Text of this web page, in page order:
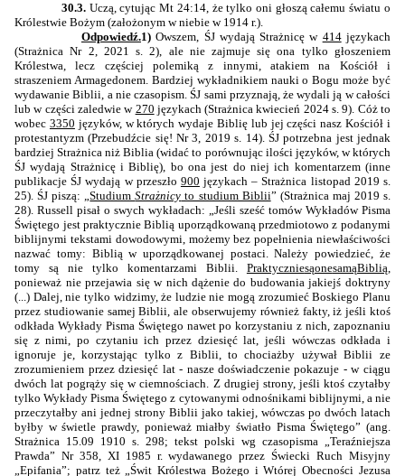
30.3. Uczą, cytując Mt 24:14, że tylko oni głoszą całemu światu o
Królestwie Bożym (założonym w niebie w 1914 r.).
Odpowiedź.1)Owszem, ŚJ wydają Strażnicę w 414językach
(Strażnica Nr 2, 2021 s. 2), ale nie zajmuje się ona tylko głoszeniem
Królestwa, lecz częściej polemiką z innymi, atakiem na Kościół i
straszeniem Armagedonem. Bardziej wykładnikiem nauki o Bogu może być
wydawanie Biblii, a nie czasopism. ŚJ sami przyznają, że wydali ją w całości
lub w części zaledwie w 270 językach (Strażnica kwiecień 2024 s. 9). Cóż to
wobec 3350 języków, w których wydaje Biblię lub jej części nasz Kościół i
protestantyzm (Przebudźcie się! Nr 3, 2019 s. 14). ŚJ potrzebna jest jednak
bardziej Strażnica niż Biblia (widać to porównując ilości języków, w których
ŚJ wydają Strażnicę i Biblię), bo ona jest do niej ich komentarzem (inne
publikacje ŚJ wydają w przeszło 900 językach – Strażnica listopad 2019 s.
25). ŚJ piszą: „StudiumStrażnicy to studium Biblii” (Strażnica maj 2019 s.
28). Russell pisał o swych wykładach: „Jeśli sześć tomów Wykładów Pisma
Świętego jest praktycznie Biblią uporządkowaną przedmiotowo z podanymi
biblijnymi tekstami dowodowymi, możemy bez popełnienia niewłaściwości
nazwać tomy: Biblią w uporządkowanej postaci. Należy powiedzieć, że
tomy są nie tylko komentarzami Biblii. PraktyczniesąonesamąBiblią,
ponieważ nie przejawia się w nich dążenie do budowania jakiejś doktryny
(...) Dalej, nie tylko widzimy, że ludzie nie mogą zrozumieć Boskiego Planu
przez studiowanie samej Biblii, ale obserwujemy również fakty, iż jeśli ktoś
odkłada Wykłady Pisma Świętego nawet po korzystaniu z nich, zapoznaniu
się z nimi, po czytaniu ich przez dziesięć lat, jeśli wówczas odkłada i
ignoruje je, korzystając tylko z Biblii, to chociażby używał Biblii ze
zrozumieniem przez dziesięć lat - nasze doświadczenie pokazuje - w ciągu
dwóch lat pogrąży się w ciemnościach. Z drugiej strony, jeśli ktoś czytałby
tylko Wykłady Pisma Świętego z cytowanymi odnośnikami biblijnymi, a nie
przeczytałby ani jednej strony Biblii jako takiej, wówczas po dwóch latach
byłby w świetle prawdy, ponieważ miałby światło Pisma Świętego” (ang.
Strażnica 15.09 1910 s. 298; tekst polski wg czasopisma „Teraźniejsza
Prawda” Nr 358, XI 1985 r. wydawanego przez Świecki Ruch Misyjny
„Epifania”; patrz też „Świt Królestwa Bożego i Wtórej Obecności Jezusa